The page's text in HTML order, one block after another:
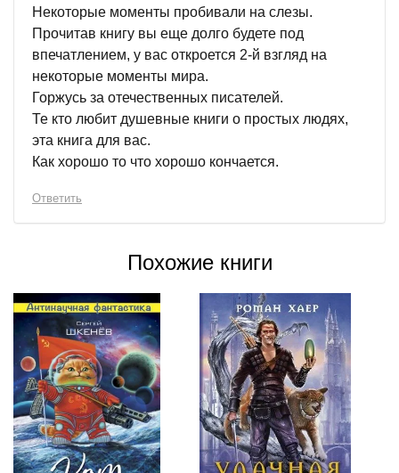
Некоторые моменты пробивали на слезы.
Прочитав книгу вы еще долго будете под
впечатлением, у вас откроется 2-й взгляд на
некоторые моменты мира.
Горжусь за отечественных писателей.
Те кто любит душевные книги о простых людях,
эта книга для вас.
Как хорошо то что хорошо кончается.
Ответить
Похожие книги